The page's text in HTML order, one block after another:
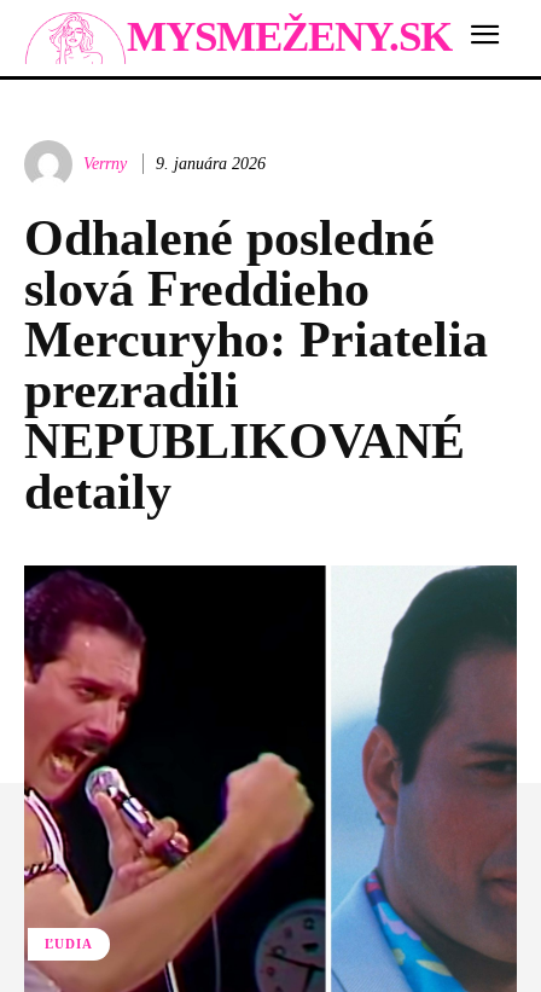
MYSMEŽENY.SK
Verrny 9. januára 2026
Odhalené posledné
slová Freddieho
Mercuryho: Priatelia
prezradili
NEPUBLIKOVANÉ
detaily
ĽUDIA